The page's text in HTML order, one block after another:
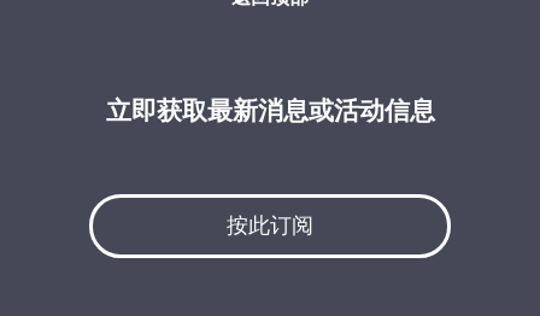
立即获取最新消息或活动信息
按此订阅